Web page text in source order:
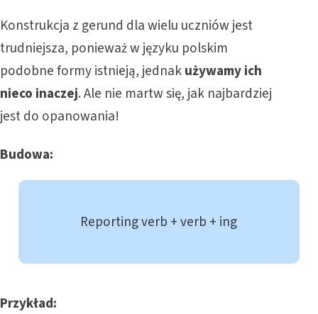
Konstrukcja z gerund dla wielu uczniów jest
trudniejsza, ponieważ w języku polskim
podobne formy istnieją, jednakużywamy ich
nieco inaczej. Ale nie martw się, jak najbardziej
jest do opanowania!
Budowa:
Reporting verb + verb + ing
Przykład: